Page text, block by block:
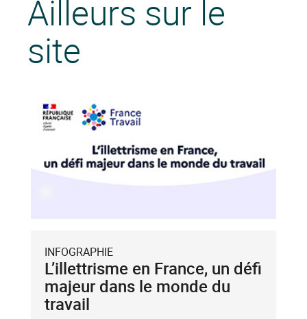
Ailleurs sur le
site
INFOGRAPHIE
L’illettrisme en France, un défi
majeur dans le monde du
travail